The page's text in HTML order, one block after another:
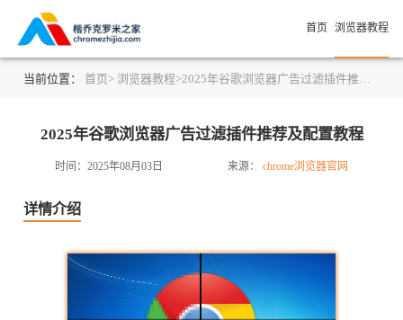
首页 浏览器教程
当前位置： 首页> 浏览器教程>2025年谷歌浏览器广告过滤插件推荐及配置教程
2025年谷歌浏览器广告过滤插件推荐及配置教程
时间：2025年08月03日 来源： chrome浏览器官网
详情介绍